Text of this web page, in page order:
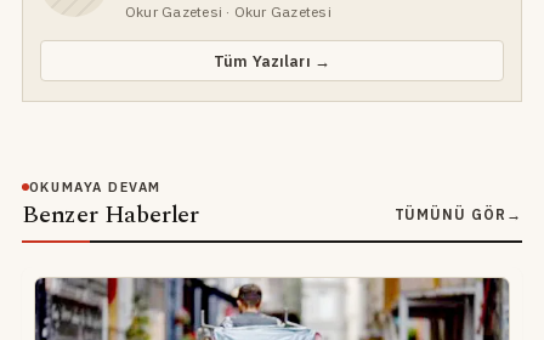
Okur Gazetesi · Okur Gazetesi
Tüm Yazıları →
OKUMAYA DEVAM
Benzer Haberler TÜMÜNÜ GÖR →